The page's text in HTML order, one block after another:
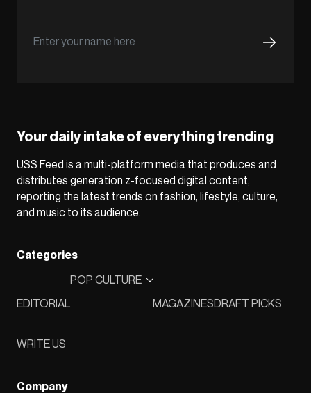
Your daily intake of everything trending
USS Feed is a multi-platform media that produces and
distributes generation z-focused digital content,
reporting the latest trends on fashion, lifestyle, culture,
and music to its audience.
Categories
EDITORIAL
POP CULTURE
MAGAZINESDRAFT PICKS
WRITE US
Company